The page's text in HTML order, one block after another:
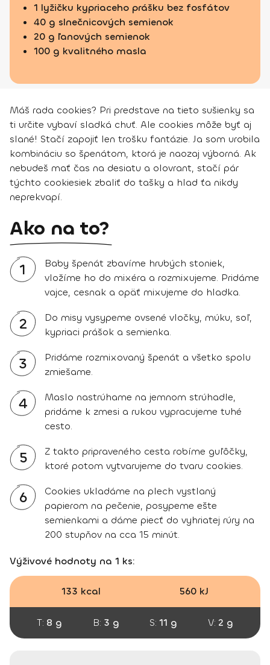
1 lyžičku kypriaceho prášku bez fosfátov
40 g slnečnicových semienok
20 g ľanových semienok
100 g kvalitného masla
Máš rada cookies? Pri predstave na tieto sušienky sa
ti určite vybaví sladká chuť. Ale cookies môže byť aj
slané! Stačí zapojiť len trošku fantázie. Ja som urobila
kombináciu so špenátom, ktorá je naozaj výborná. Ak
nebudeš mať čas na desiatu a olovrant, stačí pár
týchto cookiesiek zbaliť do tašky a hlad ťa nikdy
neprekvapí.
Ako na to?
1
Baby špenát zbavíme hrubých stoniek,
vložíme ho do mixéra a rozmixujeme. Pridáme
vajce, cesnak a opäť mixujeme do hladka.
2
Do misy vysypeme ovsené vločky, múku, soľ,
kypriaci prášok a semienka.
3
Pridáme rozmixovaný špenát a všetko spolu
zmiešame.
4
Maslo nastrúhame na jemnom strúhadle,
pridáme k zmesi a rukou vypracujeme tuhé
cesto.
5
Z takto pripraveného cesta robíme guľôčky,
ktoré potom vytvarujeme do tvaru cookies.
6
Cookies ukladáme na plech vystlaný
papierom na pečenie, posypeme ešte
semienkami a dáme piecť do vyhriatej rúry na
200 stupňov na cca 15 minút.
Výživové hodnoty na 1 ks:
133 kcal 560 kJ
T: 8 g B: 3 g S: 11 g V: 2 g